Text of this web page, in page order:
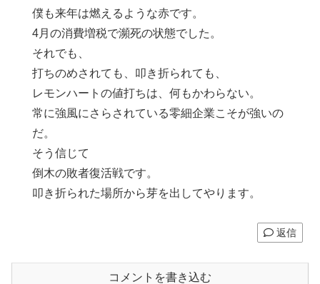
僕も来年は燃えるような赤です。
4月の消費増税で瀕死の状態でした。
それでも、
打ちのめされても、叩き折られても、
レモンハートの値打ちは、何もかわらない。
常に強風にさらされている零細企業こそが強いの
だ。
そう信じて
倒木の敗者復活戦です。
叩き折られた場所から芽を出してやります。
返信
コメントを書き込む